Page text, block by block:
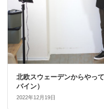
北欧スウェーデンからやっ
バイン）
2022年12月19日